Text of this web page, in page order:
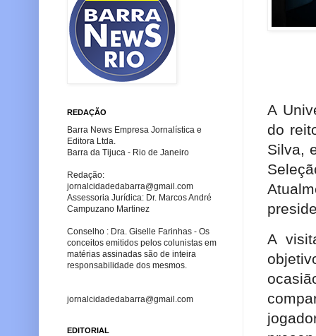
A
do
Silva,
A
REDAÇÃO
Barra News Empresa Jornalística e
Editora Ltda.
Barra da Tijuca - Rio de Janeiro
Redação:
jornalcidadedabarra@gmail.com
Assessoria Jurídica: Dr. Marcos André
Campuzano Martinez
Conselho : Dra. Giselle Farinhas - Os
conceitos emitidos pelos colunistas em
matérias assinadas são de inteira
responsabilidade dos mesmos.
jornalcidadedabarra@gmail.com
EDITORIAL